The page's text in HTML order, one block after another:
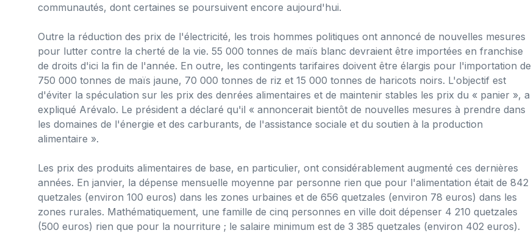
communautés, dont certaines se poursuivent encore aujourd'hui.
Outre la réduction des prix de l'électricité, les trois hommes politiques ont annoncé de nouvelles mesures
pour lutter contre la cherté de la vie. 55 000 tonnes de maïs blanc devraient être importées en franchise
de droits d'ici la fin de l'année. En outre, les contingents tarifaires doivent être élargis pour l'importation de
750 000 tonnes de maïs jaune, 70 000 tonnes de riz et 15 000 tonnes de haricots noirs. L'objectif est
d'éviter la spéculation sur les prix des denrées alimentaires et de maintenir stables les prix du « panier », a
expliqué Arévalo. Le président a déclaré qu'il « annoncerait bientôt de nouvelles mesures à prendre dans
les domaines de l'énergie et des carburants, de l'assistance sociale et du soutien à la production
alimentaire ».
Les prix des produits alimentaires de base, en particulier, ont considérablement augmenté ces dernières
années. En janvier, la dépense mensuelle moyenne par personne rien que pour l'alimentation était de 842
quetzales (environ 100 euros) dans les zones urbaines et de 656 quetzales (environ 78 euros) dans les
zones rurales. Mathématiquement, une famille de cinq personnes en ville doit dépenser 4 210 quetzales
(500 euros) rien que pour la nourriture ; le salaire minimum est de 3 385 quetzales (environ 402 euros).